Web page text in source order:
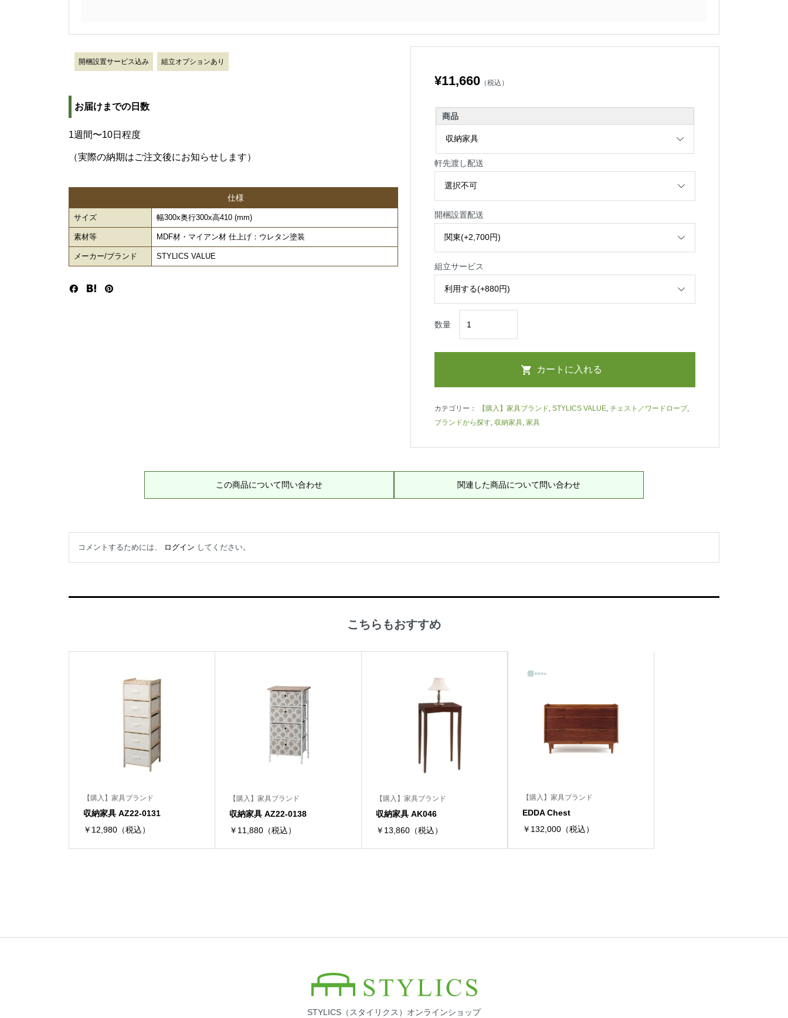
開梱設置サービス込み 組立オプションあり
お届けまでの日数
1週間〜10日程度
（実際の納期はご注文後にお知らせします）
仕様
サイズ 幅300x奥行300x高410 (mm)
素材等 MDF材・マイアン材 仕上げ：ウレタン塗装
メーカー/ブランド STYLICS VALUE
¥11,660（税込）
商品
軒先渡し配送
開梱設置配送
組立サービス
数量
カテゴリー： 【購入】家具ブランド, STYLICS VALUE, チェスト／ワードローブ,
ブランドから探す, 収納家具, 家具
この商品について問い合わせ 関連した商品について問い合わせ
コメントするためには、 ログイン してください。
こちらもおすすめ
【購入】家具ブランド
収納家具 AZ22-0131
￥12,980（税込）
【購入】家具ブランド
収納家具 AZ22-0138
￥11,880（税込）
【購入】家具ブランド
収納家具 AK046
￥13,860（税込）
【購入】家具ブランド
EDDA Chest
￥132,000（税込）
STYLICS（スタイリクス）オンラインショップ